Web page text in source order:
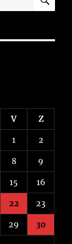
V Z
1 2
8 9
15 16
22 23
29 30